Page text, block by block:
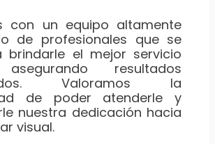
con un equipo altamente
de profesionales que se
brindarle el mejor servicio
resultados
Valoramos la
de poder atenderle y
nuestra dedicación hacia
visual.